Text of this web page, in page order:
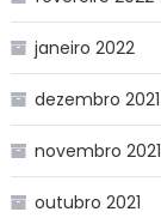
janeiro 2022
dezembro 2021
novembro 2021
outubro 2021